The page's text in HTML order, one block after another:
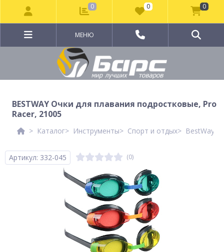
МЕНЮ
BESTWAY Очки для плавания подростковые, Pro
Racer, 21005
Каталог Инструменты Спорт и отдых BestWay
Артикул: 332-045 (0)
0 0 0